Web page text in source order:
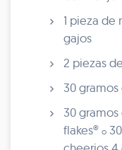
1 pieza de
gajos
2 piezas
30
30
flakes® o